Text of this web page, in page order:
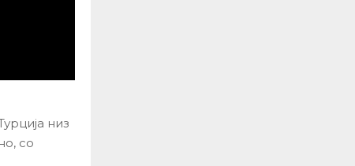
низ
со